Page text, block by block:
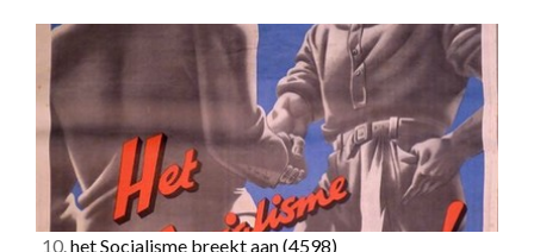
10.het Socialisme breekt aan(4598)